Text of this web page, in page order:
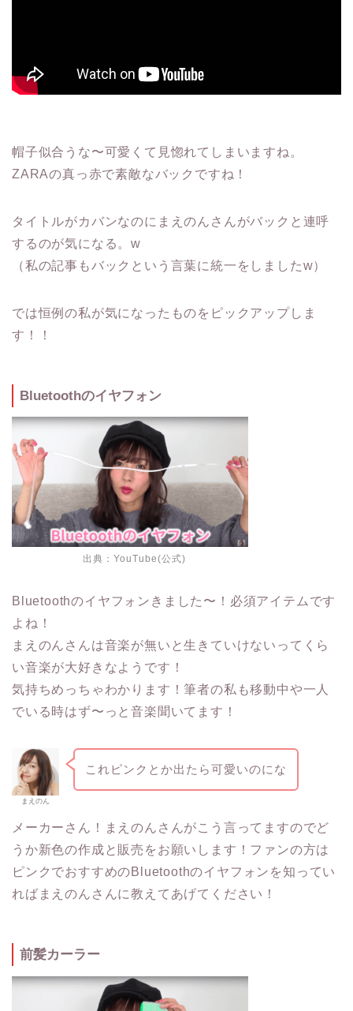
帽子似合うな〜可愛くて見惚れてしまいますね。
ZARAの真っ赤で素敵なバックですね！
タイトルがカバンなのにまえのんさんがバックと連呼
するのが気になる。w
（私の記事もバックという言葉に統一をしましたw）
では恒例の私が気になったものをピックアップしま
す！！
Bluetoothのイヤフォン
出典： YouTube(公式)
Bluetoothのイヤフォンきました〜！必須アイテムです
よね！
まえのんさんは音楽が無いと生きていけないってくら
い音楽が大好きなようです！
気持ちめっちゃわかります！筆者の私も移動中や一人
でいる時はず〜っと音楽聞いてます！
まえのん
これピンクとか出たら可愛いのにな
メーカーさん！まえのんさんがこう言ってますのでど
うか新色の作成と販売をお願いします！ファンの方は
ピンクでおすすめのBluetoothのイヤフォンを知ってい
ればまえのんさんに教えてあげてください！
前髪カーラー